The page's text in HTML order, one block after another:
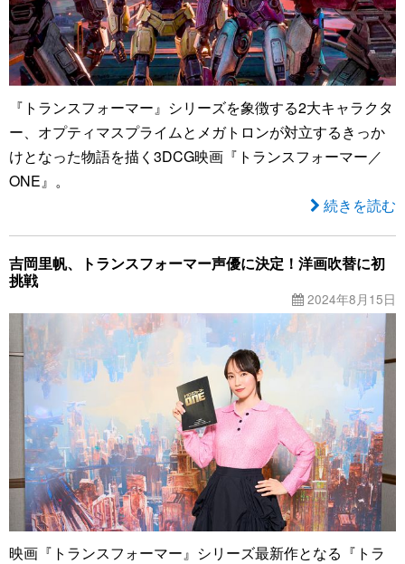
『トランスフォーマー』シリーズを象徴する2大キャラクタ
ー、オプティマスプライムとメガトロンが対立するきっか
けとなった物語を描く3DCG映画『トランスフォーマー／
ONE』。
続きを読む
吉岡里帆、トランスフォーマー声優に決定！洋画吹替に初
挑戦
2024年8月15日
映画『トランスフォーマー』シリーズ最新作となる『トラ